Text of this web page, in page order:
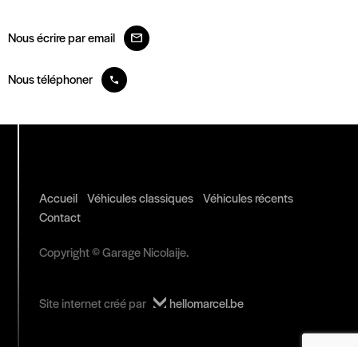
Nous écrire par email
Nous téléphoner
Accueil Véhicules classiques Véhicules récents
Contact
Copyright © Garage Nicolaije.
Site internet créé par hellomarcel.be